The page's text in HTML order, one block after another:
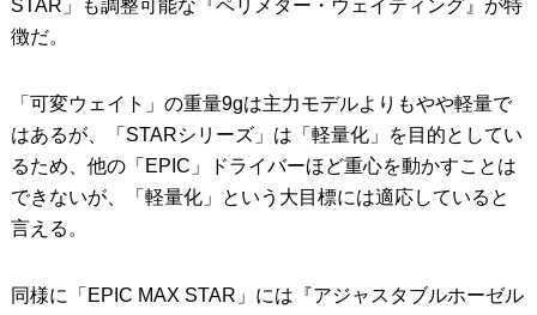
STAR」も調整可能な『ペリメター・ウェイティング』が特
徴だ。
「可変ウェイト」の重量9gは主力モデルよりもやや軽量で
はあるが、「STARシリーズ」は「軽量化」を目的としてい
るため、他の「EPIC」ドライバーほど重心を動かすことは
できないが、「軽量化」という大目標には適応していると
言える。
同様に「EPIC MAX STAR」には『アジャスタブルホーゼル